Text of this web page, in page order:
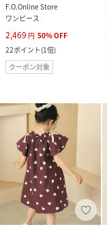
F.O.Online Store
ワンピース
2,469 円 50%OFF
22ポイント(1倍)
クーポン対象